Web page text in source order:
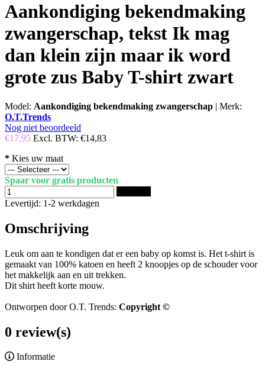
Aankondiging bekendmaking
zwangerschap, tekst Ik mag
dan klein zijn maar ik word
grote zus Baby T-shirt zwart
Model: Aankondiging bekendmaking zwangerschap | Merk:
O.T.Trends
Nog niet beoordeeld
€17,95 Excl. BTW: €14,83
* Kies uw maat
Spaar voor gratis producten
Levertijd: 1-2 werkdagen
Omschrijving
Leuk om aan te kondigen dat er een baby op komst is. Het t-shirt is
gemaakt van 100% katoen en heeft 2 knoopjes op de schouder voor
het makkelijk aan en uit trekken.
Dit shirt heeft korte mouw.
Ontworpen door O.T. Trends: Copyright ©
0 review(s)
Informatie